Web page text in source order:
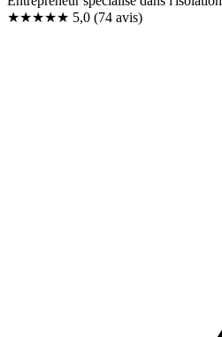
★★★★★ 5,0 (74 avis)